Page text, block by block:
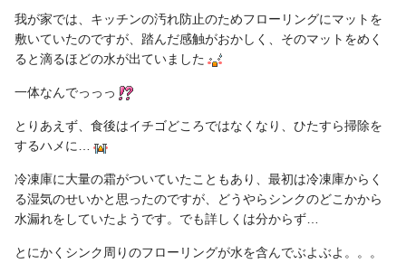
我が家では、キッチンの汚れ防止のためフローリングにマットを
敷いていたのですが、踏んだ感触がおかしく、そのマットをめく
ると滴るほどの水が出ていました
一体なんでっっっ
とりあえず、食後はイチゴどころではなくなり、ひたすら掃除を
するハメに…
冷凍庫に大量の霜がついていたこともあり、最初は冷凍庫からく
る湿気のせいかと思ったのですが、どうやらシンクのどこかから
水漏れをしていたようです。でも詳しくは分からず…
とにかくシンク周りのフローリングが水を含んでぶよぶよ。。。